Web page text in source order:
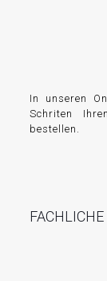
In unseren
Schriten
bestellen.